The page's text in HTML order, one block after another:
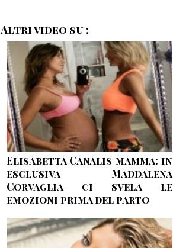
Altri video su :
Elisabetta Canalis mamma: in
esclusiva Maddalena
Corvaglia ci svela le
emozioni prima del parto